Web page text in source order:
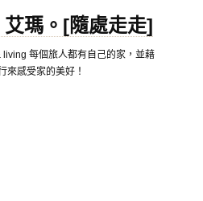
瑪。[隨處走走]
每個旅人都有自己的家，並藉
來感受家的美好！